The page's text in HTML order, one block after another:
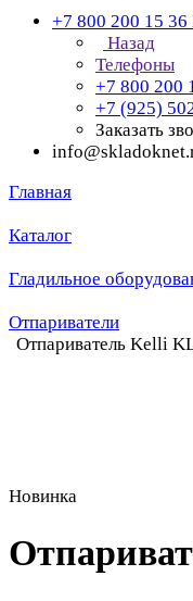
+7 800 200 15 36
Назад
Телефоны
+7 800 200
+7 (925)
Заказать
Главная
Каталог
Гладильное
Отпариватели
Отпариватель Kelli
Новинка